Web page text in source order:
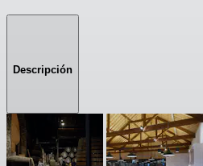
Descripción